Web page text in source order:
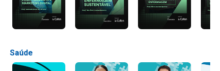
Saúde